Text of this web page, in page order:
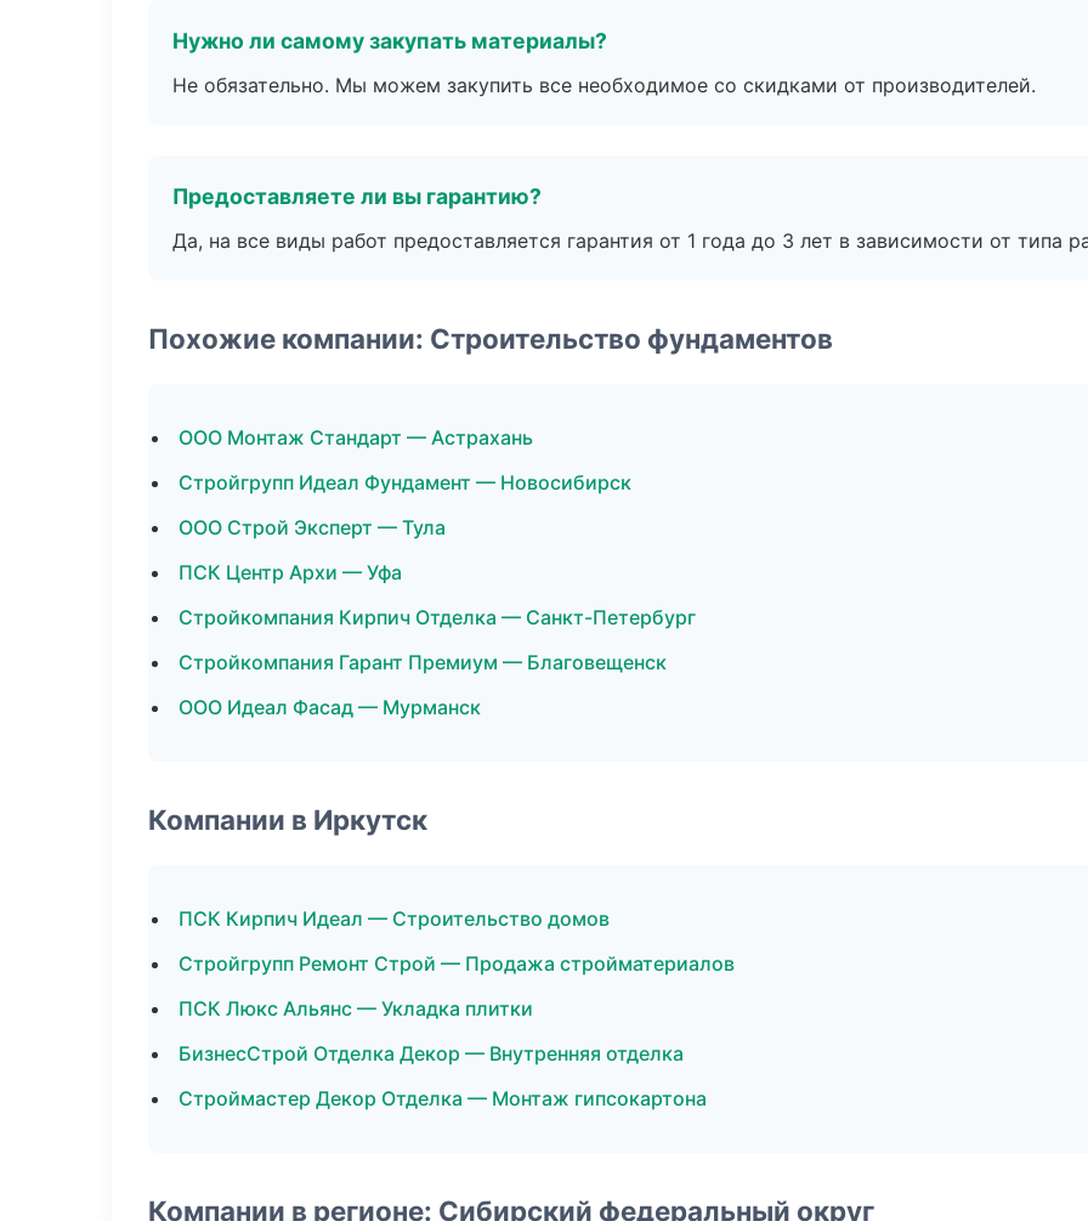
Нужно ли самому закупать материалы?
Не обязательно. Мы можем закупить все необходимое со скидками от производителей.
Предоставляете ли вы гарантию?
Да, на все виды работ предоставляется гарантия от 1 года до 3 лет в зависимости от типа
Похожие компании: Строительство фундаментов
ООО Монтаж Стандарт — Астрахань
Стройгрупп Идеал Фундамент — Новосибирск
ООО Строй Эксперт — Тула
ПСК Центр Архи — Уфа
Стройкомпания Кирпич Отделка — Санкт-Петербург
Стройкомпания Гарант Премиум — Благовещенск
ООО Идеал Фасад — Мурманск
Компании в Иркутск
ПСК Кирпич Идеал — Строительство домов
Стройгрупп Ремонт Строй — Продажа стройматериалов
ПСК Люкс Альянс — Укладка плитки
БизнесСтрой Отделка Декор — Внутренняя отделка
Строймастер Декор Отделка — Монтаж гипсокартона
Компании в регионе: Сибирский федеральный округ